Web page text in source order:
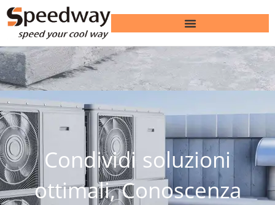
Condividi soluzioni
ottimali, Conoscenza